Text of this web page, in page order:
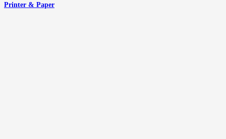
Printer & Paper